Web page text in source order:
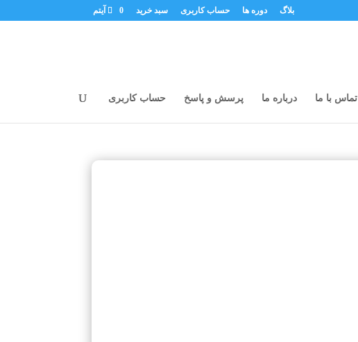
بلاگ دوره ها حساب کاربری سبد خرید 0 آیتم
تماس با ما درباره ما پرسش و پاسخ حساب کاربری